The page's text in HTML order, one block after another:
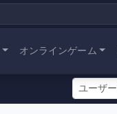
オンラインゲーム